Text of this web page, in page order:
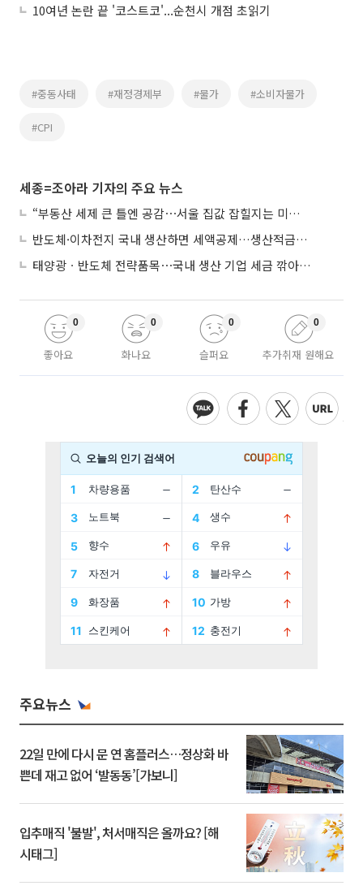
10여년 논란 끝 '코스트코'...순천시 개점 초읽기
#중동사태 #재정경제부 #물가 #소비자물가
#CPI
세종=조아라 기자의 주요 뉴스
“부동산 세제 큰 틀엔 공감⋯서울 집값 잡힐지는 미지수”
반도체·이차전지 국내 생산하면 세액공제…생산적금융 ISA 신설
태양광ㆍ반도체 전략품목⋯국내 생산 기업 세금 깎아준다
좋아요
0
화나요
0
슬퍼요
0
추가취재 원해요
0
주요뉴스
22일 만에 다시 문 연 홈플러스…정상화 바
쁜데 재고 없어 ‘발동동’[가보니]
입추매직 '불발', 처서매직은 올까요? [해
시태그]